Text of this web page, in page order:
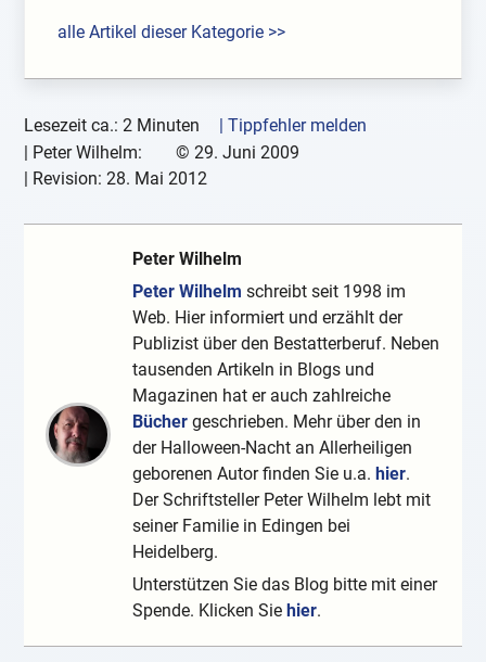
alle Artikel dieser Kategorie >>
Lesezeit ca.: 2 Minuten
| Tippfehler melden
| Peter Wilhelm: © 29. Juni 2009
| Revision:28. Mai 2012
Peter Wilhelm
Peter Wilhelm schreibt seit 1998 im
Web. Hier informiert und erzählt der
Publizist über den Bestatterberuf. Neben
tausenden Artikeln in Blogs und
Magazinen hat er auch zahlreiche
Bücher geschrieben. Mehr über den in
der Halloween-Nacht an Allerheiligen
geborenen Autor finden Sie u.a.hier.
Der Schriftsteller Peter Wilhelm lebt mit
seiner Familie in Edingen bei
Heidelberg.
Unterstützen Sie das Blog bitte mit einer
Spende. Klicken Siehier.